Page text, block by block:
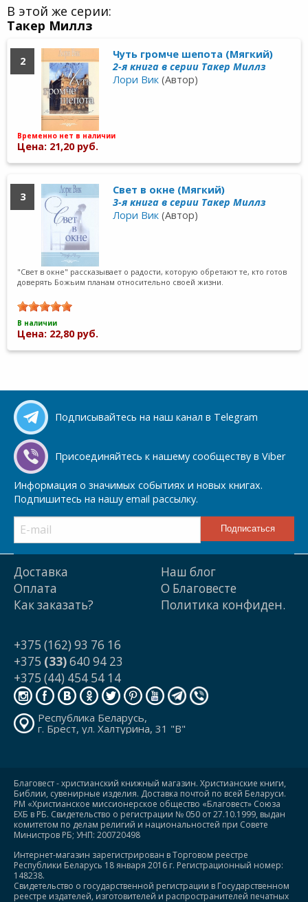
В этой же серии:
Такер Миллз
2
Чуть громче шепота (Мягкий)
2-я книга в серии Такер Миллз
Лори Вик (Автор)
Временно нет в наличии
Цена: 21,20 руб.
3
Свет в окне (Мягкий)
3-я книга в серии Такер Миллз
Лори Вик (Автор)
"Свет в окне" рассказывает о радости, которую обретают те, кто готов
доверять Божьим планам относительно своей жизни.
В наличии
Цена: 22,80 руб.
Подписывайтесь на наш канал в Telegram
Присоединяйтесь к нашему сообществу в Viber
Информация о значимых событиях и новых книгах.
Подпишитесь на нашу email рассылку.
Доставка
Оплата
Как заказать?
Наш блог
О Благовесте
Политика конфиден.
+375 (162) 93 76 16
+375 (33)640 94 23
+375 (44) 454 54 14
Республика Беларусь,
г. Брест, ул. Халтурина, 31 "В"
Благовест - христианский книжный магазин. Христианские книги,
Библии, сувенирные изделия. Доставка почтой по всей Беларуси.
РМ «Христианское миссионерское общество «Благовест» Союза
ЕХБ в РБ. Свидетельство о регистрации № 050 от 27.10.1999, выдан
комитетом по делам религий и национальностей при Совете
Министров РБ; УНП: 200720498
Интернет-магазин зарегистрирован в Торговом реестре
Республики Беларусь 18 января 2016 г. Регистрационный номер:
148238.
Свидетельство о государственной регистрации в Государственном
реестре издателей, изготовителей и распространителей печатных